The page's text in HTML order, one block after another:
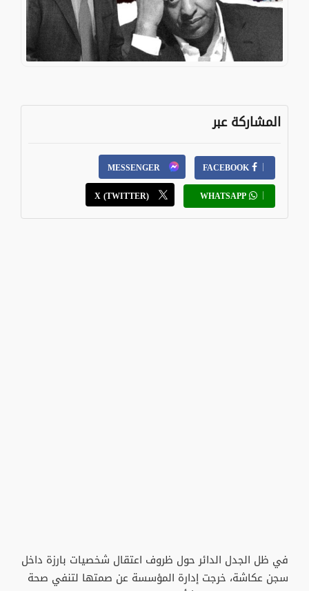
المشاركة عبر
FACEBOOK
MESSENGER
WHATSAPP
X (TWITTER)
في ظل الجدل الدائر حول ظروف اعتقال شخصيات بارزة داخل
سجن عكاشة، خرجت إدارة المؤسسة عن صمتها لتنفي صحة